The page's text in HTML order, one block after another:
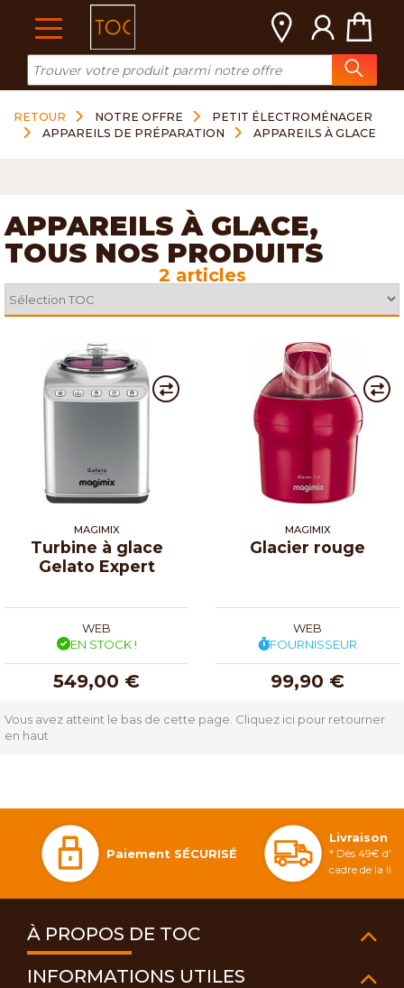
RETOUR NOTRE OFFRE
PETIT ÉLECTROMÉNAGER
APPAREILS DE PRÉPARATION
APPAREILS À GLACE
APPAREILS À GLACE,
TOUS NOS PRODUITS
2 articles
MAGIMIX
Turbine à glace
Gelato Expert
WEB
EN STOCK !
549,00 €
MAGIMIX
Glacier rouge
WEB
FOURNISSEUR
99,90 €
Vous avez atteint le bas de cette page. Cliquez ici pour retourner
en haut
Paiement SÉCURISÉ
Livraison
* Dès 49€
cadre de la
À PROPOS DE TOC
INFORMATIONS UTILES
Cookies management panel